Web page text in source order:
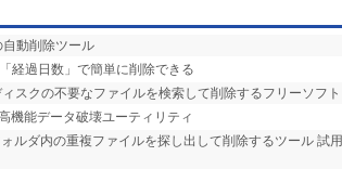
動削除ツール
経過日数」で簡単に削除できる
スクの不要なファイルを検索して削除するフリーソフト
機能データ破壊ユーティリティ
ルダ内の重複ファイルを探し出して削除するツール 試用